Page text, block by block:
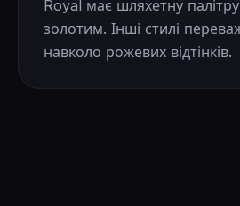
Royal має шляхетну
золотим. Інші стилі
навколо рожевих відтінків.